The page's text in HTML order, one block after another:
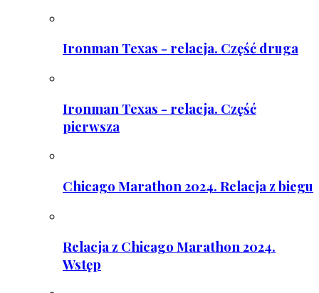
Ironman Texas - relacja. Część druga
Ironman Texas - relacja. Część
pierwsza
Chicago Marathon 2024. Relacja z biegu
Relacja z Chicago Marathon 2024.
Wstęp